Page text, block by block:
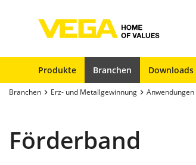
Produkte Branchen Downloads
Branchen Erz- und Metallgewinnung Anwendungen
Förderband